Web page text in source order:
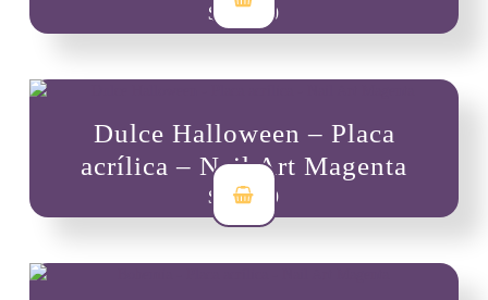
$ 25,000
Dulce Halloween – Placa
acrílica – Nail Art Magenta
$ 10,000